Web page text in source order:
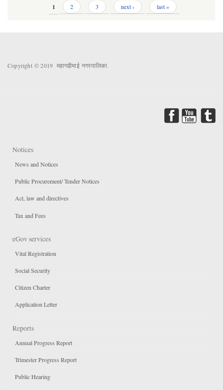
1 2 3 next › last »
Copyright © 2019 महागढीमाई नगरपालिका.
Notices
News and Notices
Public Procurement/ Tender Notices
Act, law and directives
Tax and Fees
eGov services
Vital Registration
Social Security
Citizen Charter
Application Letter
Reports
Annual Progress Report
Trimester Progress Report
Public Hearing